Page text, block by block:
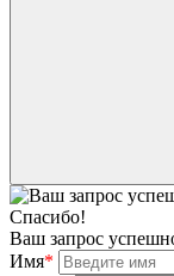
Спасибо!
Ваш запрос
Имя*